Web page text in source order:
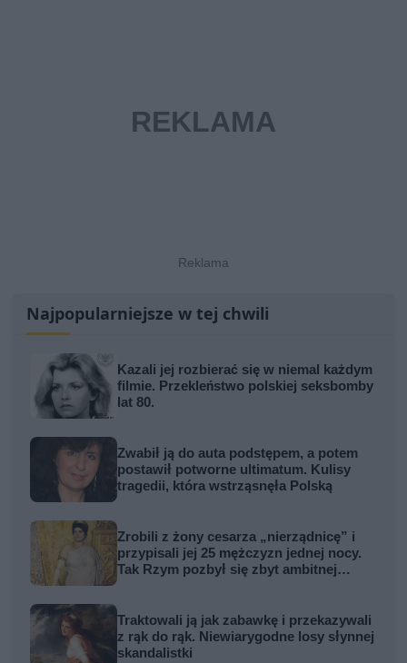
Najpopularniejsze w tej chwili
Kazali jej rozbierać się w niemal każdym
filmie. Przekleństwo polskiej seksbomby
lat 80.
Zwabił ją do auta podstępem, a potem
postawił potworne ultimatum. Kulisy
tragedii, która wstrząsnęła Polską
Zrobili z żony cesarza „nierządnicę” i
przypisali jej 25 mężczyzn jednej nocy.
Tak Rzym pozbył się zbyt ambitnej
Traktowali ją jak zabawkę i przekazywali
z rąk do rąk. Niewiarygodne losy słynnej
skandalistki